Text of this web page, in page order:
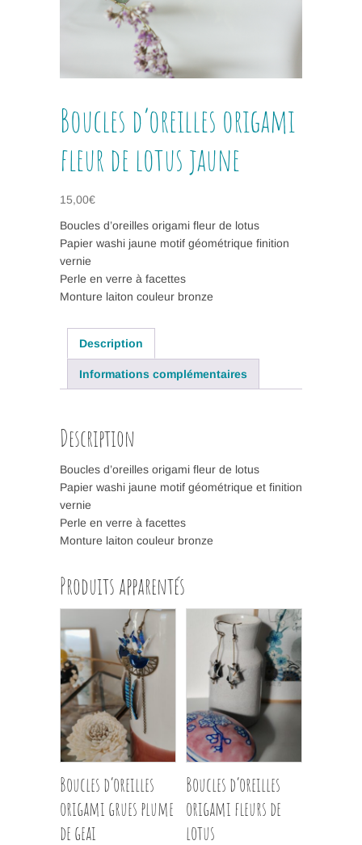
Boucles d’oreilles origami
fleur de lotus jaune
15,00€
Boucles d’oreilles origami fleur de lotus
Papier washi jaune motif géométrique finition
vernie
Perle en verre à facettes
Monture laiton couleur bronze
Description
Informations complémentaires
Description
Boucles d’oreilles origami fleur de lotus
Papier washi jaune motif géométrique et finition
vernie
Perle en verre à facettes
Monture laiton couleur bronze
Produits apparentés
Boucles d’oreilles
origami grues plume
de geai
Boucles d’oreilles
origami fleurs de
lotus